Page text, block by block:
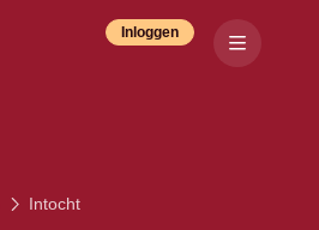
Inloggen
Intocht